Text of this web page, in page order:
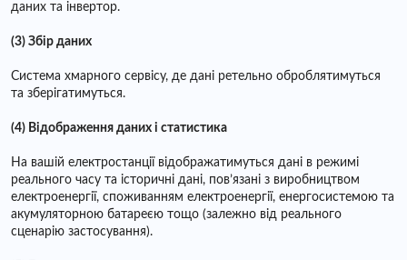
даних та інвертор.
(3) Збір даних
Система хмарного сервісу, де дані ретельно оброблятимуться
та зберігатимуться.
(4) Відображення даних і статистика
На вашій електростанції відображатимуться дані в режимі
реального часу та історичні дані, пов’язані з виробництвом
електроенергії, споживанням електроенергії, енергосистемою та
акумуляторною батареєю тощо (залежно від реального
сценарію застосування).